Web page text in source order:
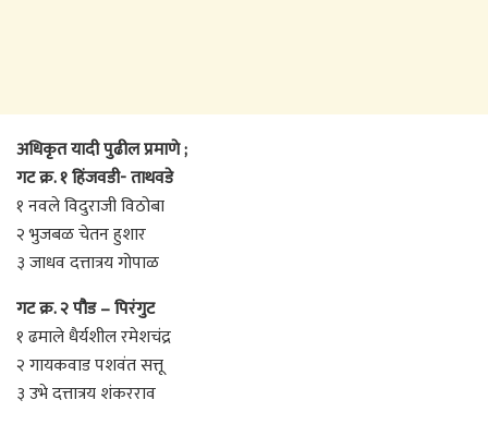
अधिकृत यादी पुढील प्रमाणे ;
गट क्र. १ हिंजवडी- ताथवडे
१ नवले विदुराजी विठोबा
२ भुजबळ चेतन हुशार
३ जाधव दत्तात्रय गोपाळ
गट क्र. २ पौड – पिरंगुट
१ ढमाले धैर्यशील रमेशचंद्र
२ गायकवाड पशवंत सत्तू
३ उभे दत्तात्रय शंकरराव